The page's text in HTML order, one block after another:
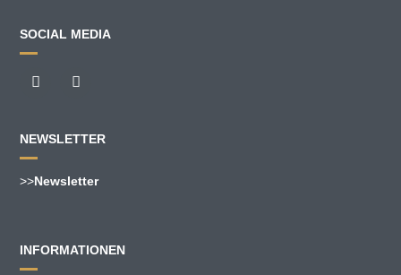
SOCIAL MEDIA
NEWSLETTER
>>Newsletter
INFORMATIONEN